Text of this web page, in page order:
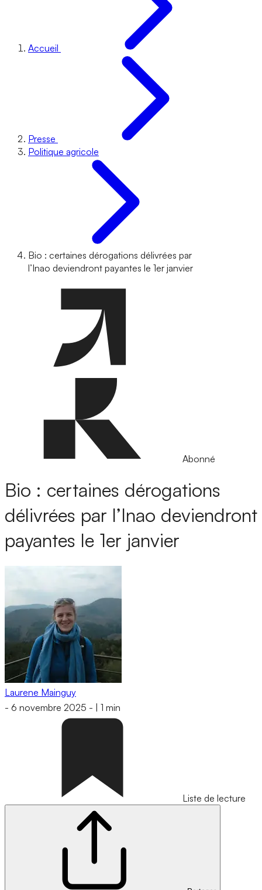
Accueil
Presse
Politique agricole
Bio : certaines dérogations délivrées par
l’Inao deviendront payantes le 1er janvier
Abonné
Bio : certaines dérogations
délivrées par l’Inao deviendront
payantes le 1er janvier
Laurene Mainguy
- 6 novembre 2025 - 1 min
Liste de lecture